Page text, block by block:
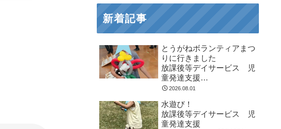
新着記事
とうがねボランティアまつ
りに行きました
放課後等デイサービス 児
童発達支援
⁕運動療育⁕ ♬音楽療法♬
市
2026.08.01
水遊び！
放課後等デイサービス 児
童発達支援